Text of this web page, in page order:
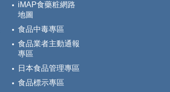
iMAP食藥粧網路
地圖
食品中毒專區
食品業者主動通報
專區
日本食品管理專區
食品標示專區